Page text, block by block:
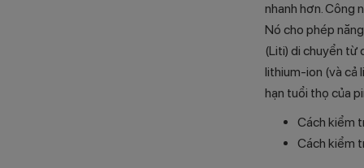
nhanh hơn. Công
Nó cho phép
(Liti) di chuyển từ
lithium-ion (và cả
hạn tuổi thọ của
Cách kiểm
Cách kiểm